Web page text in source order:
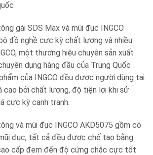
gài SDS Max và mũi đục INGCO
đồ nghề cực kỳ chất lượng và nhiều
một thương hiệu chuyên sản xuất
dụng hàng đầu của Trung Quốc
của INGCO đều được người dùng tại
cao bởi chất lượng, độ tiện lợi khi sử
cực kỳ cạnh tranh.
và mũi đục INGCO AKD5075 gồm có
đục, tất cả đều được chế tạo bằng
cấp đem đến độ cứng chắc cực tốt